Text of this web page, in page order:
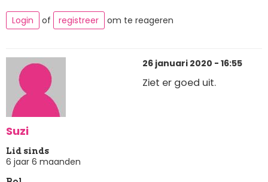
Login of registreer om te reageren
Suzi
Lid sinds
6 jaar 6 maanden
26 januari 2020 - 16:55
Ziet er goed uit.